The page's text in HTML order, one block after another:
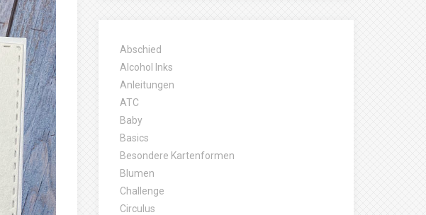
Abschied
Alcohol Inks
Anleitungen
ATC
Baby
Basics
Besondere Kartenformen
Blumen
Challenge
Circulus